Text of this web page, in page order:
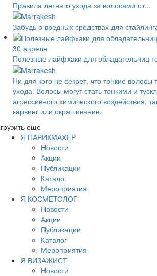
Правила летнего ухода за волосами от...
Забудь о вредных средствах для
30 апреля
Полезные лайфхаки для обладательниц
Ни для кого не секрет, что тонкие волосы
ухода. Волосы могут стать тонкими и
агрессивного химического воздействия,
карвинг или окрашивание.
еще
Я ПАРИКМАХЕР
Новости
Акции
Публикации
Каталог
Мероприятия
Я КОСМЕТОЛОГ
Новости
Акции
Публикации
Каталог
Мероприятия
Я ВИЗАЖИСТ
Новости